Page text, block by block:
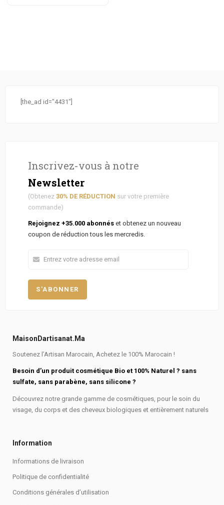
[the_ad id="4431"]
Inscrivez-vous à notre
Newsletter
(Obtenez 30% DE RÉDUCTION sur votre première
commande)
Rejoignez +35.000 abonnés et obtenez un nouveau
coupon de réduction tous les mercredis.
MaisonDartisanat.ma
Soutenez l’Artisan Marocain, Achetez le 100% Marocain !
Besoin d’un produit cosmétique Bio et 100% Naturel ? sans
sulfate, sans parabène, sans silicone ?
Découvrez notre grande gamme de cosmétiques, pour le soin du
visage, du corps et des cheveux biologiques et entièrement naturels
Information
Informations de livraison
Politique de confidentialité
Conditions générales d’utilisation